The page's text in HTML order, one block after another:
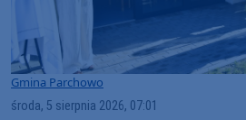
Gmina Parchowo
środa, 5 sierpnia 2026, 07:01